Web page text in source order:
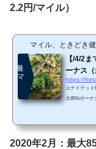
2.2円/マイル）
マイル、ときどき
【/4/2
ーナス
https://
ユナイテッ
大85%ボーナ
が、購入上限
まで購入可
2020年2月：最大